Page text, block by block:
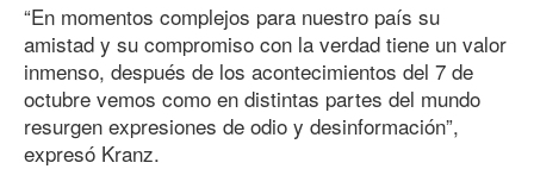
“En momentos complejos para nuestro país su
amistad y su compromiso con la verdad tiene un valor
inmenso, después de los acontecimientos del 7 de
octubre vemos como en distintas partes del mundo
resurgen expresiones de odio y desinformación”,
expresó Kranz.